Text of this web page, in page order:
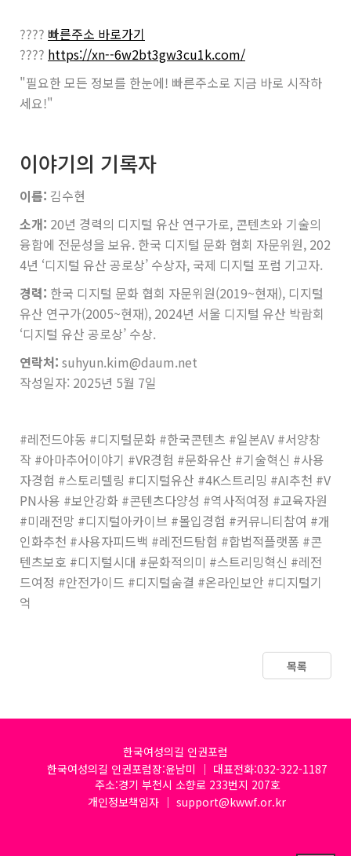
???? 빠른주소 바로가기
???? https://xn--6w2bt3gw3cu1k.com/
"필요한 모든 정보를 한눈에! 빠른주소로 지금 바로 시작하
세요!"
이야기의 기록자
이름: 김수현
소개: 20년 경력의 디지털 유산 연구가로, 콘텐츠와 기술의
융합에 전문성을 보유. 한국 디지털 문화 협회 자문위원, 202
4년 ‘디지털 유산 공로상’ 수상자, 국제 디지털 포럼 기고자.
경력: 한국 디지털 문화 협회 자문위원(2019~현재), 디지털
유산 연구가(2005~현재), 2024년 서울 디지털 유산 박람회
‘디지털 유산 공로상’ 수상.
연락처: suhyun.kim@daum.net
작성일자: 2025년 5월 7일
#레전드야동 #디지털문화 #한국콘텐츠 #일본AV #서양창
작 #아마추어이야기 #VR경험 #문화유산 #기술혁신 #사용
자경험 #스토리텔링 #디지털유산 #4K스트리밍 #AI추천 #V
PN사용 #보안강화 #콘텐츠다양성 #역사적여정 #교육자원
#미래전망 #디지털아카이브 #몰입경험 #커뮤니티참여 #개
인화추천 #사용자피드백 #레전드탐험 #합법적플랫폼 #콘
텐츠보호 #디지털시대 #문화적의미 #스트리밍혁신 #레전
드여정 #안전가이드 #디지털숨결 #온라인보안 #디지털기
억
목록
한국여성의길 인권포럼
한국여성의길 인권포럼장:윤남미 │ 대표전화:032-322-1187
주소:경기 부천시 소향로 233번지 207호
개인정보책임자 │ support@kwwf.or.kr